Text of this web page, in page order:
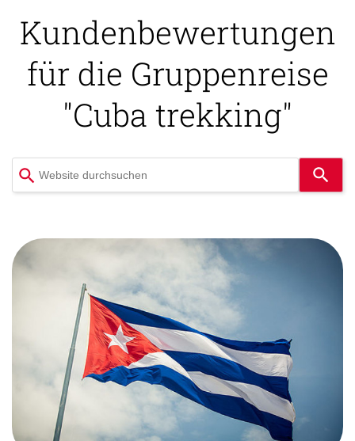
Kundenbewertungen
für die Gruppenreise
"Cuba trekking"
Pfeile
und
unten,
verfügbare
Ergebnis
auszuwählen.
Drücke
die
Eingabetaste,
um
zum
ausgewählten